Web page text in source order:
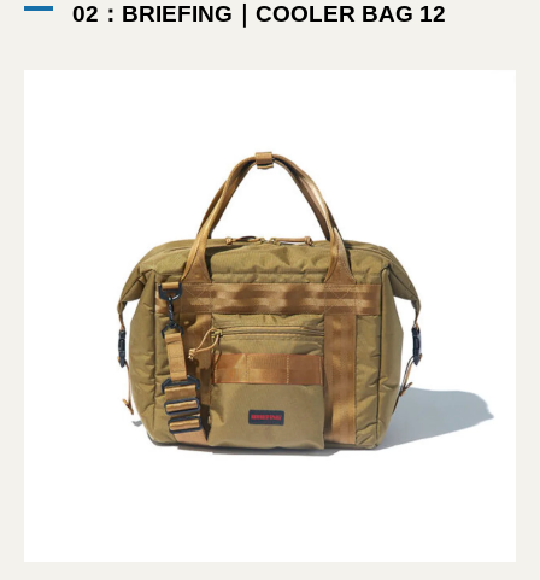
02：BRIEFING｜COOLER BAG 12